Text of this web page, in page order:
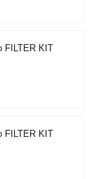
FILTER KIT
FILTER KIT